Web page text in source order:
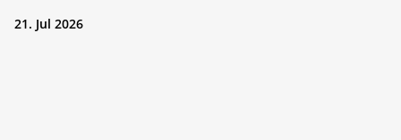
21. Jul 2026